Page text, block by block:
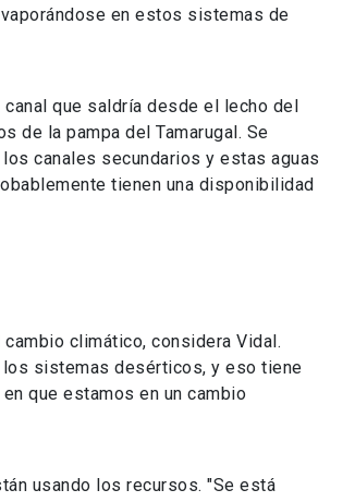
en estos sistemas de
que saldría desde el lecho del
de la pampa del Tamarugal. Se
canales secundarios y estas aguas
tienen una disponibilidad
climático, considera Vidal.
los sistemas desérticos, y eso tiene
que estamos en un cambio
usando los recursos. "Se está